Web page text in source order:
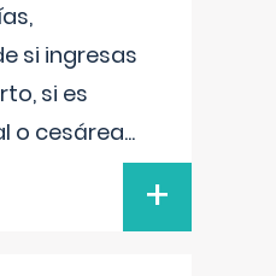
si ingresas
si es
o cesárea...
+